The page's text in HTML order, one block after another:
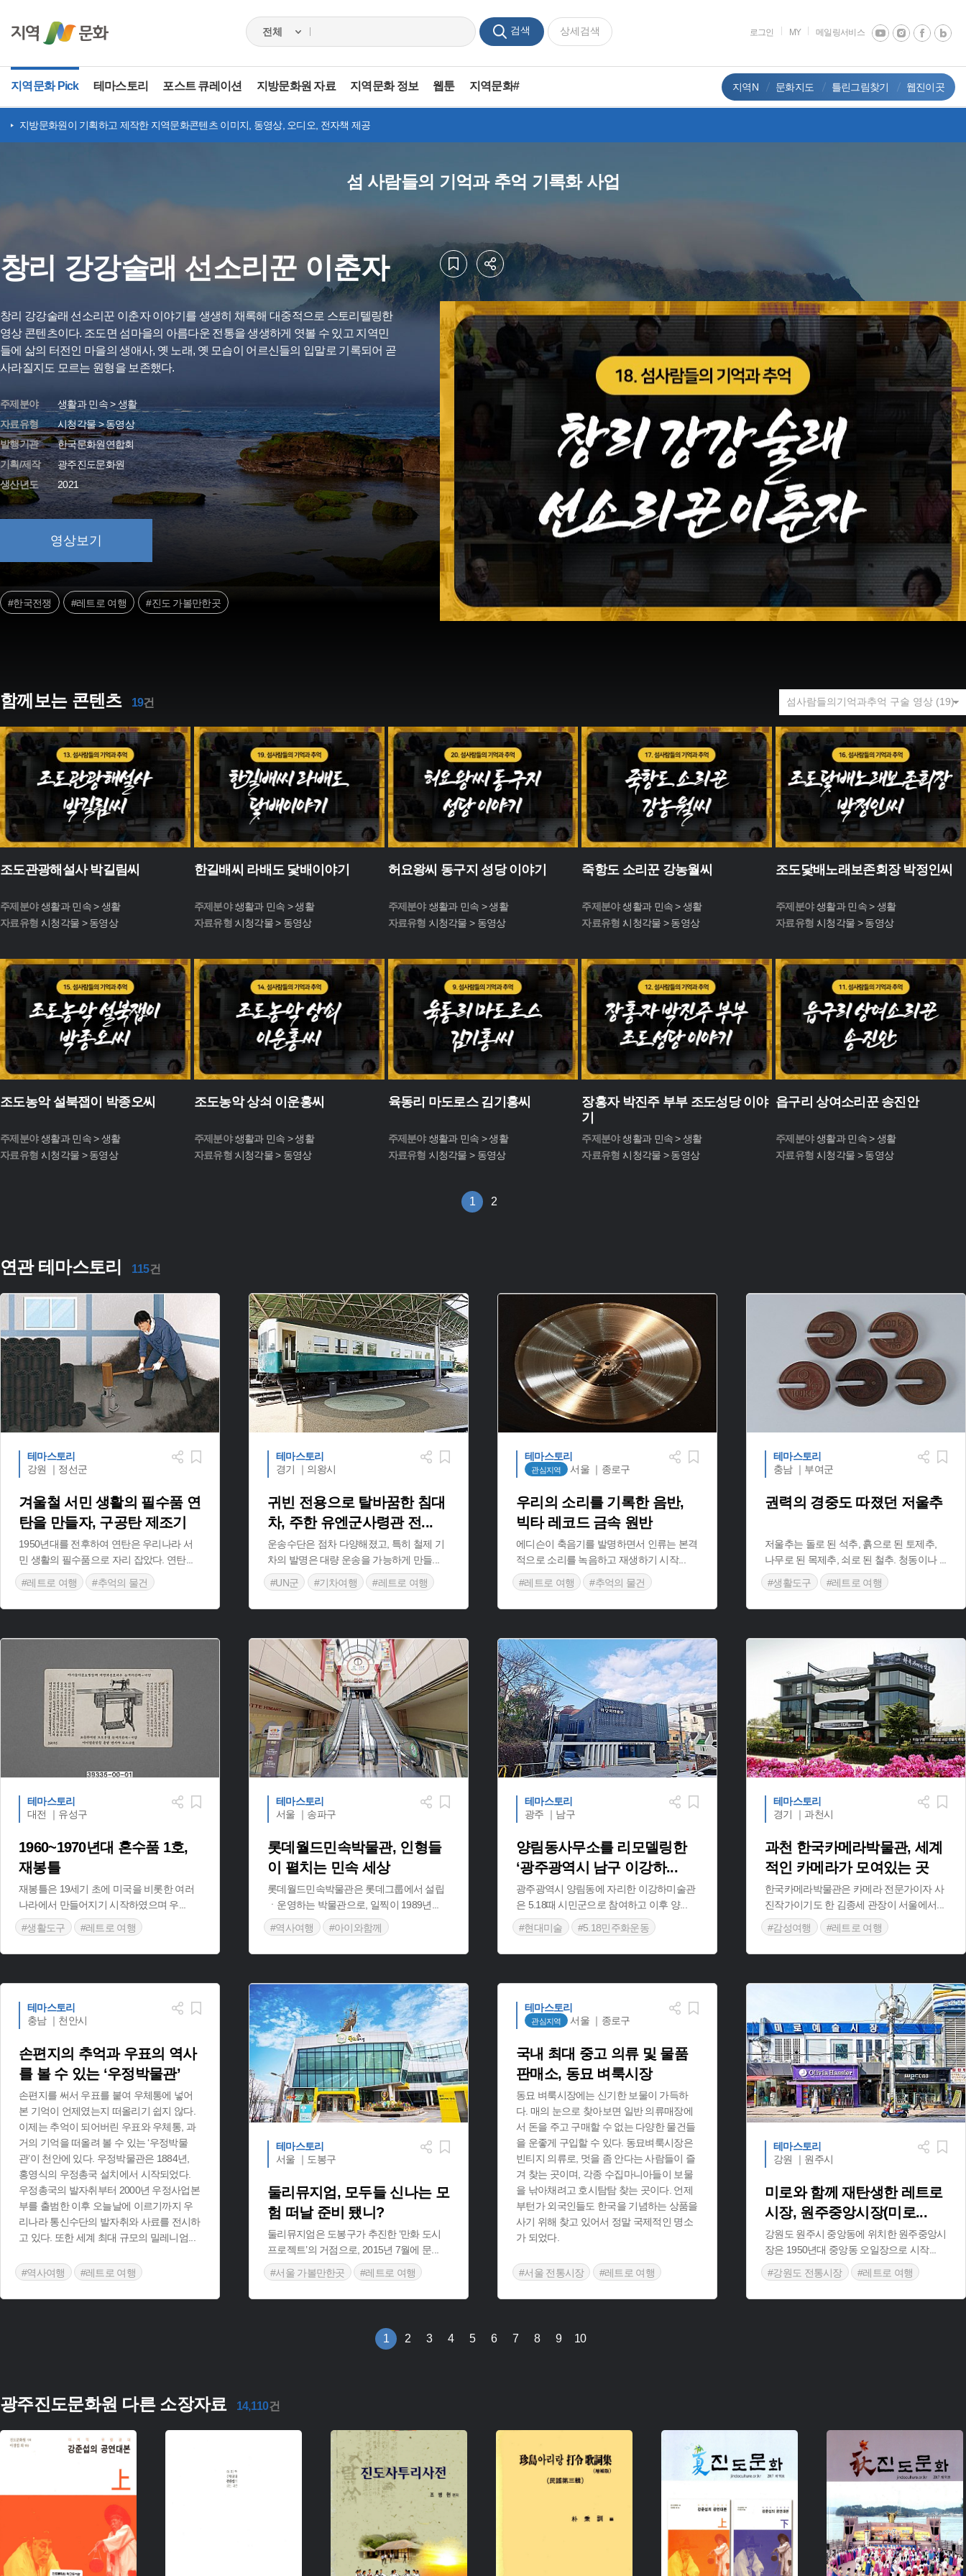
검색 상세검색 로그인 MY 메일링서비스
지역문화 Pick 테마스토리 포스트 큐레이션 지방문화원 자료 지역문화 정보 웹툰 지역문화# 지역N 문화지도 틀린그림찾기 웹진이곳
지방문화원이 기획하고 제작한 지역문화콘텐츠 이미지, 동영상, 오디오, 전자책 제공
섬 사람들의 기억과 추억 기록화 사업
창리 강강술래 선소리꾼 이춘자
창리 강강술래 선소리꾼 이춘자 이야기를 생생히 채록해 대중적으로 스토리텔링한
영상 콘텐츠이다. 조도면 섬마을의 아름다운 전통을 생생하게 엿볼 수 있고 지역민
들에 삶의 터전인 마을의 생애사, 옛 노래, 옛 모습이 어르신들의 입말로 기록되어 곧
사라질지도 모르는 원형을 보존했다.
주제분야
생활과 민속 > 생활
자료유형
시청각물 > 동영상
발행기관
한국문화원연합회
기획/제작
광주진도문화원
생산년도
2021
영상보기
#한국전쟁 #레트로 여행 #진도 가볼만한곳
함께보는 콘텐츠 19건
조도관광해설사 박길림씨
주제분야 :생활과 민속 > 생활
자료유형 :시청각물 > 동영상
한길배씨 라배도 닻배이야기
주제분야 :생활과 민속 > 생활
자료유형 :시청각물 > 동영상
허요왕씨 동구지 성당 이야기
주제분야 :생활과 민속 > 생활
자료유형 :시청각물 > 동영상
죽항도 소리꾼 강농월씨
주제분야 :생활과 민속 > 생활
자료유형 :시청각물 > 동영상
조도닻배노래보존회장 박정인씨
주제분야 :생활과 민속 > 생활
자료유형 :시청각물 > 동영상
조도농악 설북잽이 박종오씨
주제분야 :생활과 민속 > 생활
자료유형 :시청각물 > 동영상
조도농악 상쇠 이운홍씨
주제분야 :생활과 민속 > 생활
자료유형 :시청각물 > 동영상
육동리 마도로스 김기홍씨
주제분야 :생활과 민속 > 생활
자료유형 :시청각물 > 동영상
장홍자 박진주 부부 조도성당 이야
기
주제분야 :생활과 민속 > 생활
자료유형 :시청각물 > 동영상
읍구리 상여소리꾼 송진안
주제분야 :생활과 민속 > 생활
자료유형 :시청각물 > 동영상
1 2
연관 테마스토리 115건
테마스토리
강원 ｜정선군
겨울철 서민 생활의 필수품 연
탄을 만들자, 구공탄 제조기
1950년대를 전후하여 연탄은 우리나라 서
민 생활의 필수품으로 자리 잡았다. 연탄...
#레트로 여행
#추억의 물건
테마스토리
경기 ｜의왕시
귀빈 전용으로 탈바꿈한 침대
차, 주한 유엔군사령관 전...
운송수단은 점차 다양해졌고, 특히 철제 기
차의 발명은 대량 운송을 가능하게 만들
#UN군
#기차여행 #레트로 여행
테마스토리
관심지역 서울 ｜종로구
우리의 소리를 기록한 음반,
빅타 레코드 금속 원반
에디슨이 축음기를 발명하면서 인류는 본격
적으로 소리를 녹음하고 재생하기 시작...
#레트로 여행
#추억의 물건
테마스토리
충남 ｜부여군
권력의 경중도 따졌던 저울추
저울추는 돌로 된 석추, 흙으로 된 토제추,
나무로 된 목제추, 쇠로 된 철추. 청동이나
#생활도구
#레트로 여행
테마스토리
대전 ｜유성구
1960~1970년대 혼수품 1호,
재봉틀
재봉틀은 19세기 초에 미국을 비롯한 여러
나라에서 만들어지기 시작하였으며 우
#생활도구
#레트로 여행
테마스토리
서울 ｜송파구
롯데월드민속박물관, 인형들
이 펼치는 민속 세상
롯데월드민속박물관은 롯데그룹에서 설립
ㆍ운영하는 박물관으로, 일찍이 1989년
#역사여행
#아이와함께
테마스토리
광주 ｜남구
양림동사무소를 리모델링한
‘광주광역시 남구 이강하...
광주광역시 양림동에 자리한 이강하미술관
은 5.18때 시민군으로 참여하고 이후 양...
#현대미술
#5.18민주화운동
테마스토리
경기 ｜과천시
과천 한국카메라박물관, 세계
적인 카메라가 모여있는 곳
한국카메라박물관은 카메라 전문가이자 사
진작가이기도 한 김종세 관장이 서울에서
#감성여행
#레트로 여행
테마스토리
충남 ｜천안시
손편지의 추억과 우표의 역사
를 볼 수 있는 ‘우정박물관’
손편지를 써서 우표를 붙여 우체통에 넣어
본 기억이 언제였는지 떠올리기 쉽지 않다.
이제는 추억이 되어버린 우표와 우체통, 과
거의 기억을 떠올려 볼 수 있는 ‘우정박물
관’이 천안에 있다. 우정박물관은 1884년,
홍영식의 우정총국 설치에서 시작되었다.
우정총국의 발자취부터 2000년 우정사업본
부를 출범한 이후 오늘날에 이르기까지 우
리나라 통신수단의 발자취와 사료를 전시하
고 있다. 또한 세계 최대 규모의 밀레니엄
#역사여행
#레트로 여행
테마스토리
서울 ｜도봉구
둘리뮤지엄, 모두들 신나는 모
험 떠날 준비 됐니?
둘리뮤지엄은 도봉구가 추진한 ‘만화 도시
프로젝트’의 거점으로, 2015년 7월에 문
#서울 가볼만한곳
#레트로 여행
테마스토리
관심지역 서울 ｜종로구
국내 최대 중고 의류 및 물품
판매소, 동묘 벼룩시장
동묘 벼룩시장에는 신기한 보물이 가득하
다. 매의 눈으로 찾아보면 일반 의류매장에
서 돈을 주고 구매할 수 없는 다양한 물건들
을 운좋게 구입할 수 있다. 동묘벼룩시장은
빈티지 의류로, 멋을 좀 안다는 사람들이 즐
겨 찾는 곳이며, 각종 수집마니아들이 보물
을 낚아채려고 호시탐탐 찾는 곳이다. 언제
부턴가 외국인들도 한국을 기념하는 상품을
사기 위해 찾고 있어서 정말 국제적인 명소
가 되었다.
#서울 전통시장
#레트로 여행
테마스토리
강원 ｜원주시
미로와 함께 재탄생한 레트로
시장, 원주중앙시장(미로...
강원도 원주시 중앙동에 위치한 원주중앙시
장은 1950년대 중앙동 오일장으로 시작...
#강원도 전통시장
#레트로 여행
1 2 3 4 5 6 7 8 9 10
광주진도문화원 다른 소장자료 14,110건
주제 :
유형 :
생산 :
소장 :
주제 :
생산 :
주제 :
소장 :